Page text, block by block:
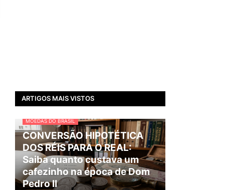
ARTIGOS MAIS VISTOS
MOEDAS DO BRASIL
CONVERSÃO HIPOTÉTICA
DOS RÉIS PARA O REAL:
Saiba quanto custava um
cafezinho na época de Dom
Pedro II